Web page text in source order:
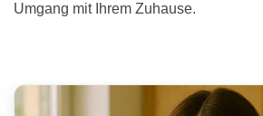
Umgang mit Ihrem Zuhause.